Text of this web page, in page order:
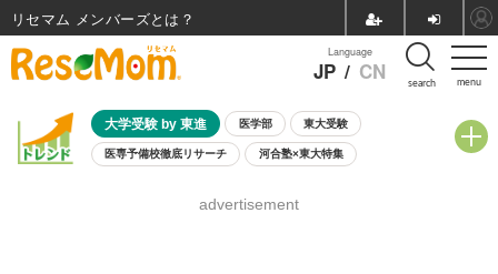
menu
Language
JP / CN search
大学受験 by 東進 医学部 東大受験
医専予備校徹底リサーチ 河合塾×東大特集
8月開催学校説明会・相談会
advertisement
リセマム メンバーズ